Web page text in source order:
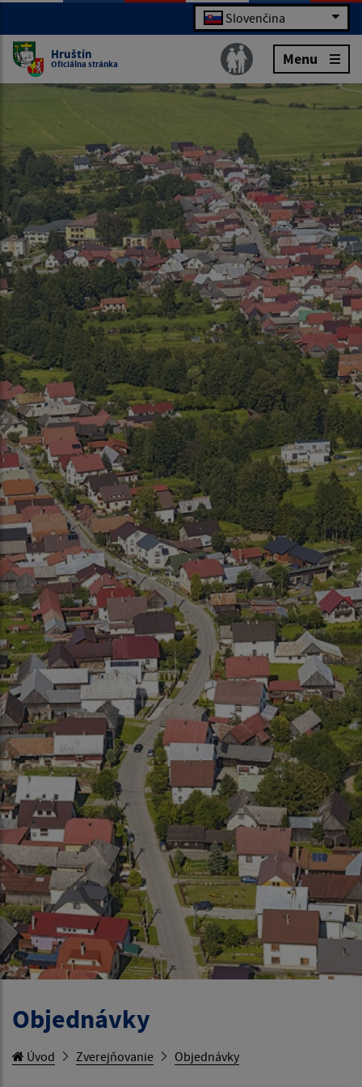
Slovenčina
Hruštín
Oficiálna stránka Menu
Objednávky
Úvod Zverejňovanie Objednávky